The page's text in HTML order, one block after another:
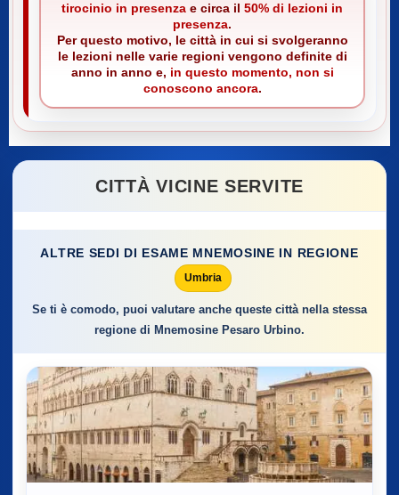
tirocinio in presenza e circa il 50% di lezioni in
presenza.
Per questo motivo, le città in cui si svolgeranno
le lezioni nelle varie regioni vengono definite di
anno in anno e, in questo momento, non si
conoscono ancora.
CITTÀ VICINE SERVITE
ALTRE SEDI DI ESAME MNEMOSINE IN REGIONE
Umbria
Se ti è comodo, puoi valutare anche queste città nella stessa
regione di Mnemosine Pesaro Urbino.